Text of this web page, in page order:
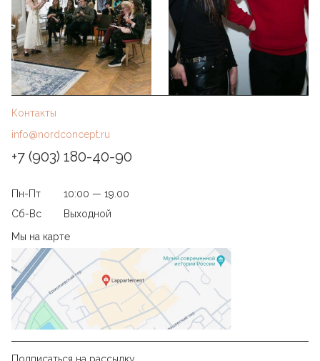
Контакты
info@nordconcept.ru
+7 (903) 180-40-90
Пн-Пт
10:00 — 19.00
Сб-Вс
Выходной
Мы на карте